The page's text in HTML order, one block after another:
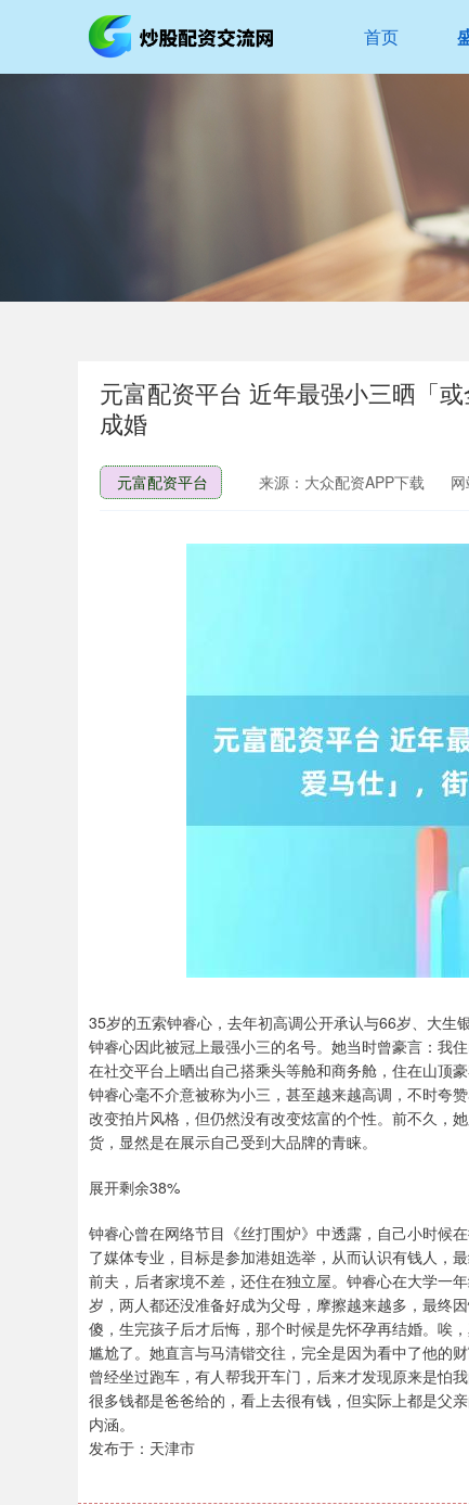
首页
元富配资平台 近年最强小三晒「
成婚
元富配资平台 来源：大众配资APP下载
35岁的五索钟睿心，去年初高调公开承认与66岁、大生
钟睿心因此被冠上最强小三的名号。她当时曾豪言：我
在社交平台上晒出自己搭乘头等舱和商务舱，住在山顶
钟睿心毫不介意被称为小三，甚至越来越高调，不时夸
改变拍片风格，但仍然没有改变炫富的个性。前不久，
货，显然是在展示自己受到大品牌的青睐。
展开剩余38%
钟睿心曾在网络节目《丝打围炉》中透露，自己小时候
了媒体专业，目标是参加港姐选举，从而认识有钱人，
前夫，后者家境不差，还住在独立屋。钟睿心在大学一
岁，两人都还没准备好成为父母，摩擦越来越多，最终
傻，生完孩子后才后悔，那个时候是先怀孕再结婚。唉
尴尬了。她直言与马清锴交往，完全是因为看中了他的
曾经坐过跑车，有人帮我开车门，后来才发现原来是怕
很多钱都是爸爸给的，看上去很有钱，但实际上都是父
内涵。
发布于：天津市